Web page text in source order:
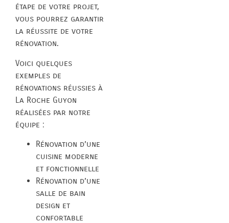
étape de votre projet,
vous pourrez garantir
la réussite de votre
rénovation.
Voici quelques
exemples de
rénovations réussies à
La Roche Guyon
réalisées par notre
équipe :
Rénovation d’une
cuisine moderne
et fonctionnelle
Rénovation d’une
salle de bain
design et
confortable